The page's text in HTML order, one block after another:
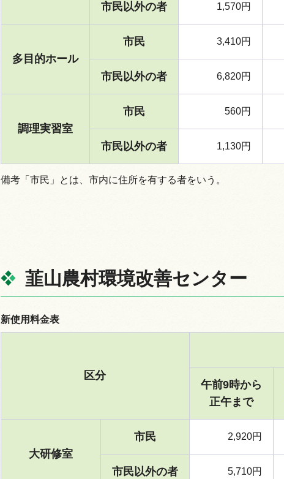
市民以外の者 1,570円
多目的ホール
市民 3,410円
市民以外の者 6,820円
調理実習室
市民 560円
市民以外の者 1,130円
備考「市民」とは、市内に住所を有する者をいう。
韮山農村環境改善センター
新使用料金表
区分
午前9時から
正午まで
大研修室
市民 2,920円
市民以外の者 5,710円